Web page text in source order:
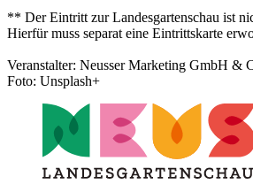
** Der Eintritt zur Landesgartenschau ist
Hierfür muss separat eine Eintrittskarte
Veranstalter: Neusser Marketing GmbH &
Foto: Unsplash+